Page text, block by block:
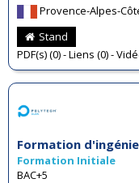
Provence-Alpes-
Stand
PDF(s) (0) - Liens (0) -
Formation
Formation Initiale
BAC+5